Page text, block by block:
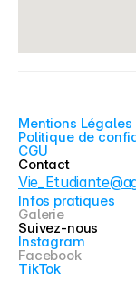
Mentions Légales
Politique de
CGU
Contact
Infos pratiques
Galerie
Suivez-nous
Instagram
Facebook
TikTok